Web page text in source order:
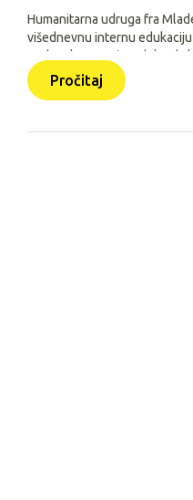
Humanitarna udruga fra
višednevnu internu
prelazak na novi model
triju aplikacija: Pomozimo
HUMH GO (obje interne).
Pročitaj